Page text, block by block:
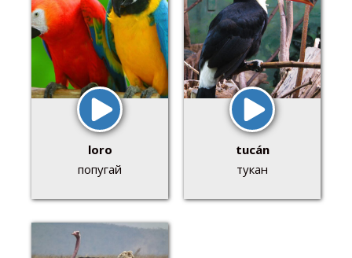
loro
попугай
tucán
тукан